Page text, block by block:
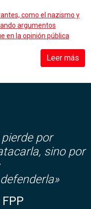
como el nazismo y
argumentos
en la opinión pública
Leer más
por
sino por